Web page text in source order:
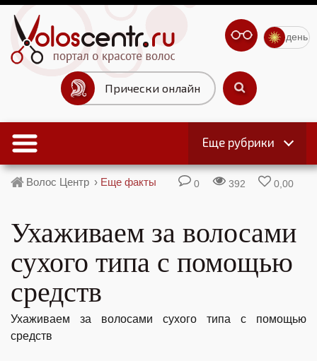
Прически онлайн
день
Еще рубрики
Волос Центр › Еще факты 0 392 0,00
Ухаживаем за волосами
сухого типа с помощью
средств
Ухаживаем за волосами сухого типа с помощью
средств